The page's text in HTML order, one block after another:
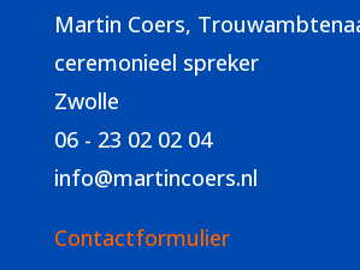
Martin Coers,
ceremonieel spreker
Zwolle
06 - 23 02 02 04
info@martincoers.nl
Contactformulier